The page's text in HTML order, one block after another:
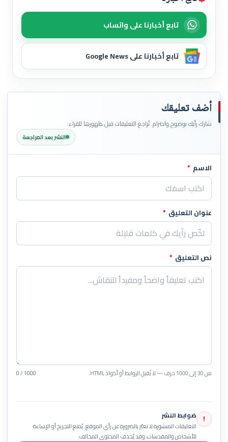
تابع أخبارنا على واتساب
تابع أخبارنا على Google News
أضف تعليقك
شارك رأيك بوضوح واحترام. تُراجع التعليقات قبل ظهورها للقراء.
النشر بعد المراجعة
اترك هذا الحقل فارغاً
الاسم *
عنوان التعليق *
نص التعليق *
من 30 إلى 1000 حرف — لا تُقبل الروابط أو أكواد HTML. 0 / 1000
! ضوابط النشر
التعليقات المنشورة لا تعبّر بالضرورة عن رأي الموقع. يُمنع التجريح أو الإساءة
للأشخاص والمقدسات، وقد يُحذف المحتوى المخالف.